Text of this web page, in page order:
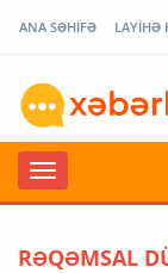
ANA SƏHİFƏ LAYİHƏ
RƏQƏMSAL